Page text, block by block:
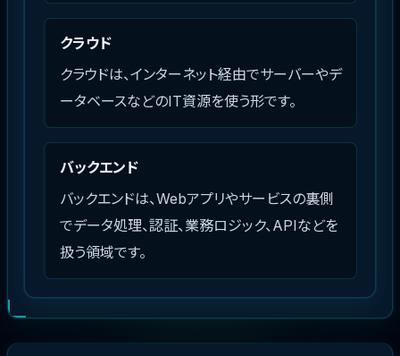
クラウド
クラウドは、インターネット経由でサーバーやデ
ータベースなどのIT資源を使う形です。
バックエンド
バックエンドは、Webアプリやサービスの裏側
でデータ処理、認証、業務ロジック、APIなどを
扱う領域です。